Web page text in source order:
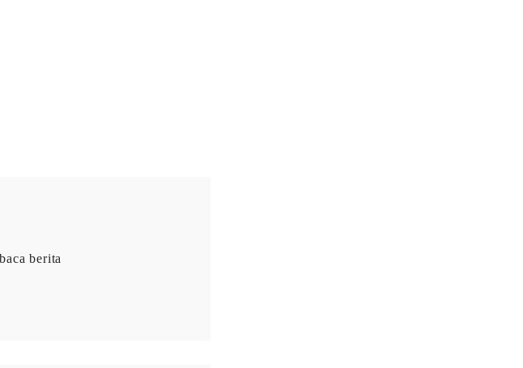
berita